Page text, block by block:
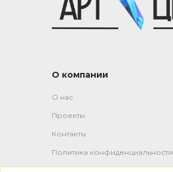
О компании
О нас
Проекты
Контакты
Политика конфиденциальности